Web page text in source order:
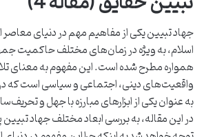
جهاد تبیین یکی از مفاهیم مهم در دنیای
اسلام، به ویژه در زمان‌های مختلف حاکمیت
همواره مطرح شده است. این مفهوم به معنای
واقعیت‌های دینی، اجتماعی و سیاسی است که
به عنوان یکی از ابزارهای مبارزه با جهل و
در این مقاله، به بررسی ابعاد مختلف جهاد